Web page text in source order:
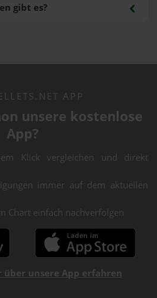
gibt es?
APP
unsere kostenlose
App?
Klick vergleichen und direkt
immer auf dem aktuellen
Chart einfach nachverfolgen
über unsere App erfahren